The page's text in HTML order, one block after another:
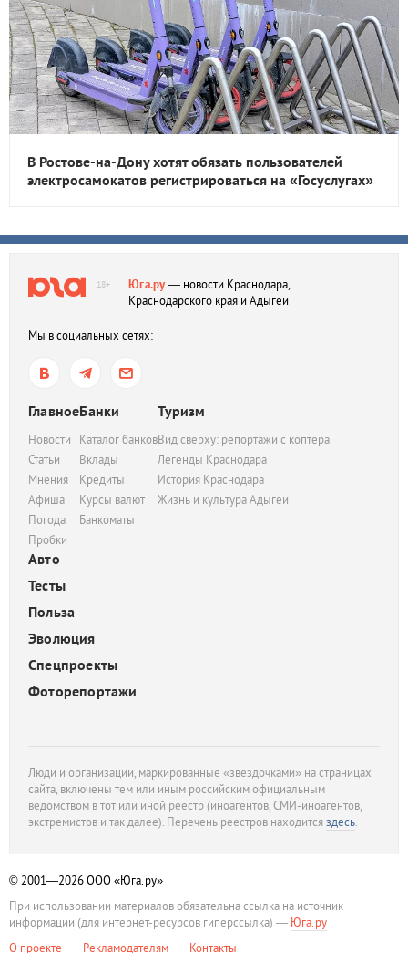
В Ростове-на-Дону хотят обязать пользователей
электросамокатов регистрироваться на «Госуслугах»
18+ Юга.ру— новости Краснодара,
Краснодарского края и Адыгеи
Мы в социальных сетях:
Главное
Новости
Статьи
Мнения
Афиша
Погода
Пробки
Банки
Каталог банков
Вклады
Кредиты
Курсы валют
Банкоматы
Туризм
Вид сверху: репортажи с коптера
Легенды Краснодара
История Краснодара
Жизнь и культура Адыгеи
Авто
Тесты
Польза
Эволюция
Спецпроекты
Фоторепортажи
Люди и организации, маркированные «звездочками» на страницах
сайта, включены тем или иным российским официальным
ведомством в тот или иной реестр (иноагентов, СМИ-иноагентов,
экстремистов и так далее). Перечень реестров находитсяздесь.
© 2001—2026ООО «Юга.ру»
При использовании материалов обязательна ссылка на источник
информации (для интернет-ресурсов гиперссылка) — Юга.ру
О проекте
Рекламодателям Контакты